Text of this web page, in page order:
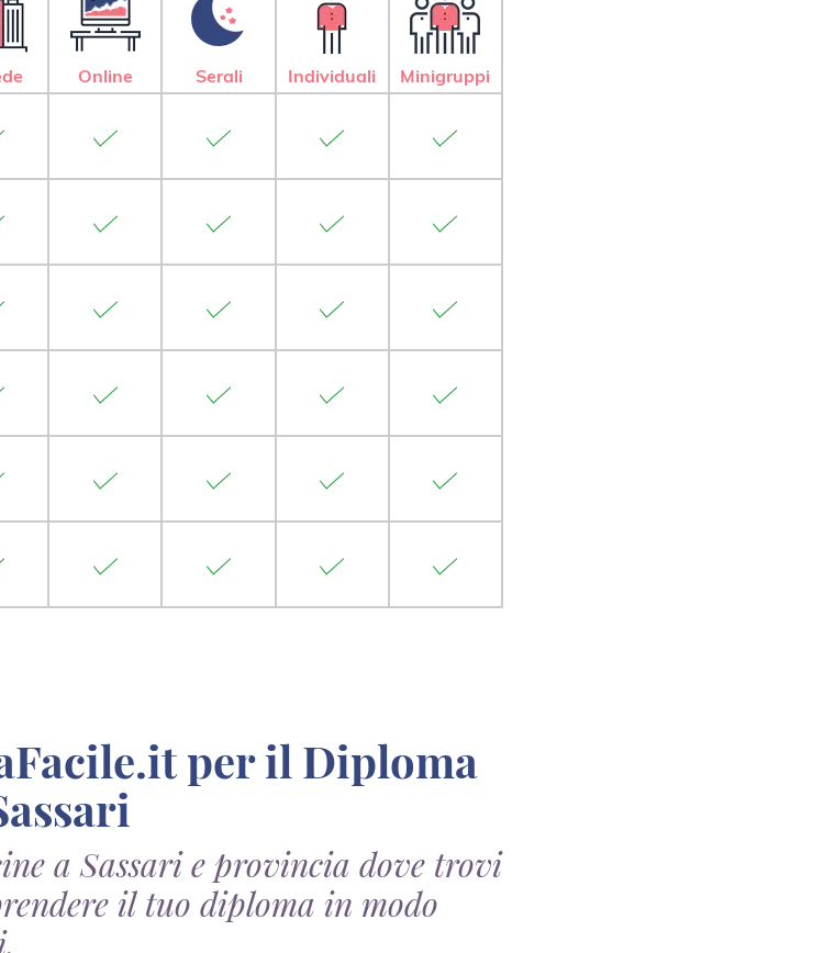
Online Serali Individuali Minigruppi
a Sassari e provincia dove trovi
il tuo diploma in modo